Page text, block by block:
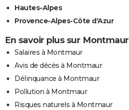
Hautes-Alpes
Provence-Alpes-Côte d'Azur
En savoir plus sur Montmaur
Salaires à Montmaur
Avis de décès à Montmaur
Délinquance à Montmaur
Pollution à Montmaur
Risques naturels à Montmaur